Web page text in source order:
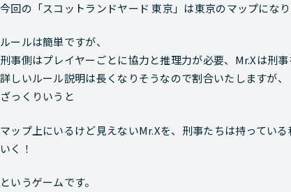
今回の「スコットランドヤード 東京」は東京のマップになり
ルールは簡単ですが、
刑事側はプレイヤーごとに協力と推理力が必要、Mr.Xは刑
詳しいルール説明は長くなりそうなので割合いたしますが、
ざっくりいうと
マップ上にいるけど見えないMr.Xを、刑事たちは持ってい
いく！
というゲームです。